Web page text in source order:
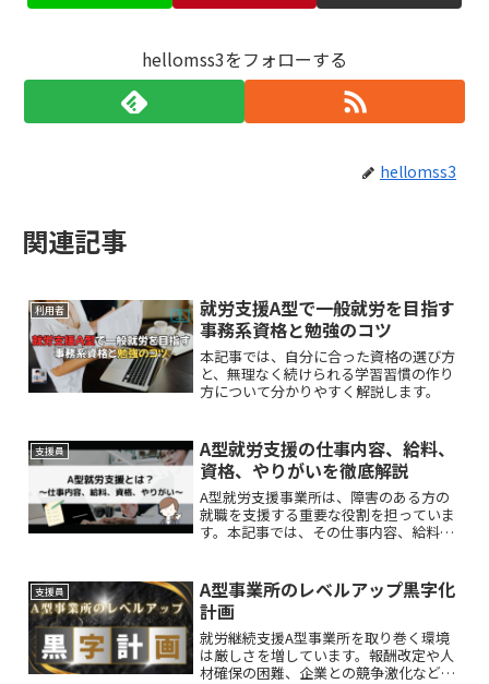
hellomss3をフォローする
hellomss3
関連記事
利用者
就労支援A型で一般就労を目指す
事務系資格と勉強のコツ
本記事では、自分に合った資格の選び方
と、無理なく続けられる学習習慣の作り
方について分かりやすく解説します。
支援員
A型就労支援の仕事内容、給料、
資格、やりがいを徹底解説
A型就労支援事業所は、障害のある方の
就職を支援する重要な役割を担っていま
す。本記事では、その仕事内容、給料、
やスキルアップに役立つ制度についても
ご紹介します。
支援員
A型事業所のレベルアップ黒字化
計画
就労継続支援A型事業所を取り巻く環境
は厳しさを増しています。報酬改定や人
材確保の困難、企業との競争激化など、